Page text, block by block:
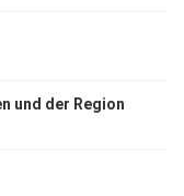
und der Region